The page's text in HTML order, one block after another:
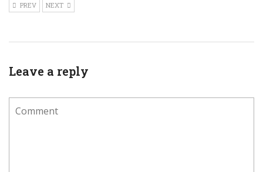
PREV NEXT
Leave a reply